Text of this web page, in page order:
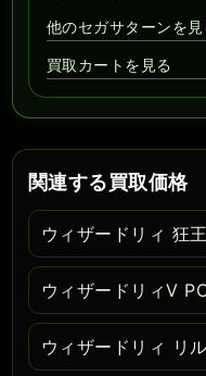
他のセガサターンを見
買取カートを見る
関連する買取価格
ウィザードリィ 狂
ウィザードリィV
ウィザードリィ リ